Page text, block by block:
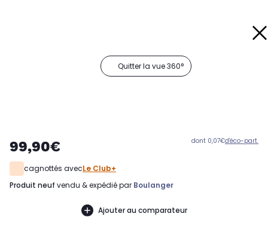
Quitter la vue 360°
99,90€ dont 0,07€d'éco-part.
cagnottés avecLe Club+
produit neuf vendu & expédié par Boulanger
Ajouter au comparateur